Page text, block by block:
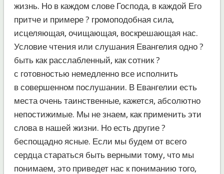
жизнь. Но в каждом слове Господа, в каждой Его
притче и примере ? громоподобная сила,
исцеляющая, очищающая, воскрешающая нас.
Условие чтения или слушания Евангелия одно ?
быть как расслабленный, как сотник ?
с готовностью немедленно все исполнить
в совершенном послушании. В Евангелии есть
места очень таинственные, кажется, абсолютно
непостижимые. Мы не знаем, как применить эти
слова в нашей жизни. Но есть другие ?
беспощадно ясные. Если мы будем от всего
сердца стараться быть верными тому, что мы
понимаем, это приведет нас к пониманию того,